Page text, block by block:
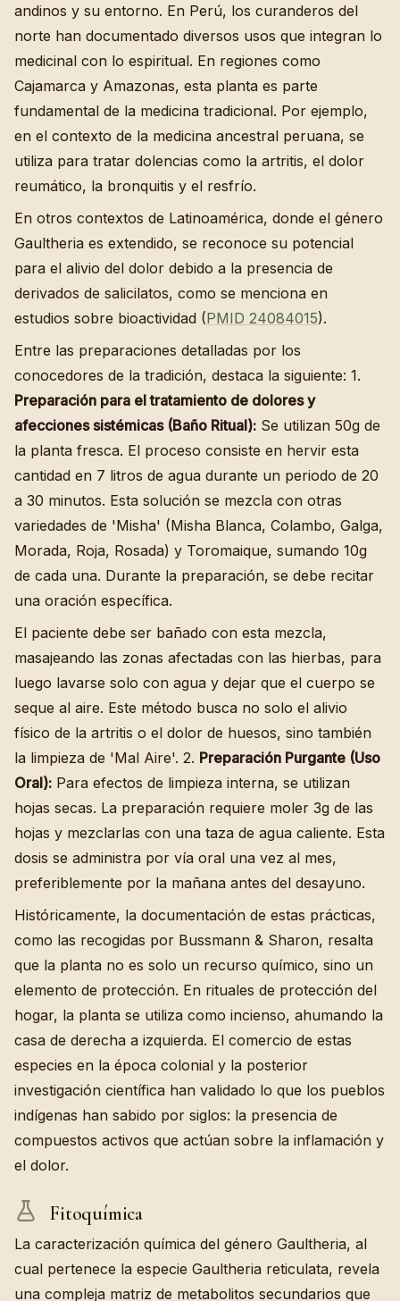
andinos y su entorno. En Perú, los curanderos del
norte han documentado diversos usos que integran lo
medicinal con lo espiritual. En regiones como
Cajamarca y Amazonas, esta planta es parte
fundamental de la medicina tradicional. Por ejemplo,
en el contexto de la medicina ancestral peruana, se
utiliza para tratar dolencias como la artritis, el dolor
reumático, la bronquitis y el resfrío.
En otros contextos de Latinoamérica, donde el género
Gaultheria es extendido, se reconoce su potencial
para el alivio del dolor debido a la presencia de
derivados de salicilatos, como se menciona en
estudios sobre bioactividad (PMID 24084015).
Entre las preparaciones detalladas por los
conocedores de la tradición, destaca la siguiente: 1.
Preparación para el tratamiento de dolores y
afecciones sistémicas (Baño Ritual): Se utilizan 50g de
la planta fresca. El proceso consiste en hervir esta
cantidad en 7 litros de agua durante un periodo de 20
a 30 minutos. Esta solución se mezcla con otras
variedades de 'Misha' (Misha Blanca, Colambo, Galga,
Morada, Roja, Rosada) y Toromaique, sumando 10g
de cada una. Durante la preparación, se debe recitar
una oración específica.
El paciente debe ser bañado con esta mezcla,
masajeando las zonas afectadas con las hierbas, para
luego lavarse solo con agua y dejar que el cuerpo se
seque al aire. Este método busca no solo el alivio
físico de la artritis o el dolor de huesos, sino también
la limpieza de 'Mal Aire'. 2. Preparación Purgante (Uso
Oral): Para efectos de limpieza interna, se utilizan
hojas secas. La preparación requiere moler 3g de las
hojas y mezclarlas con una taza de agua caliente. Esta
dosis se administra por vía oral una vez al mes,
preferiblemente por la mañana antes del desayuno.
Históricamente, la documentación de estas prácticas,
como las recogidas por Bussmann & Sharon, resalta
que la planta no es solo un recurso químico, sino un
elemento de protección. En rituales de protección del
hogar, la planta se utiliza como incienso, ahumando la
casa de derecha a izquierda. El comercio de estas
especies en la época colonial y la posterior
investigación científica han validado lo que los pueblos
indígenas han sabido por siglos: la presencia de
compuestos activos que actúan sobre la inflamación y
el dolor.
Fitoquímica
La caracterización química del género Gaultheria, al
cual pertenece la especie Gaultheria reticulata, revela
una compleja matriz de metabolitos secundarios que